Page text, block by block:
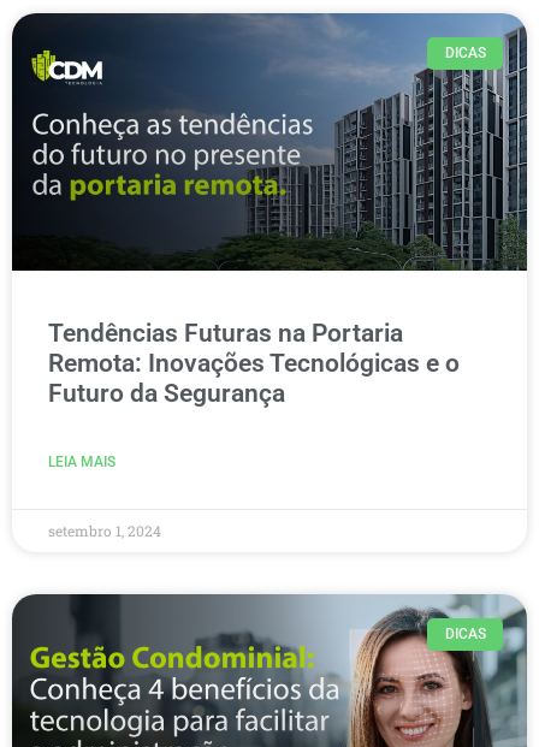
DICAS
Tendências Futuras na Portaria
Remota: Inovações Tecnológicas e o
Futuro da Segurança
LEIA MAIS
setembro 1, 2024
DICAS